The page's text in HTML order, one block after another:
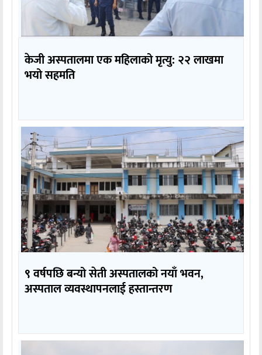
केजी अस्पतालमा एक महिलाको मृत्यु: २२ लाखमा
भयो सहमति
९ वर्षपछि बन्यो सेती अस्पतालको नयाँ भवन,
अस्पताल व्यवस्थापनलाई हस्तान्तरण